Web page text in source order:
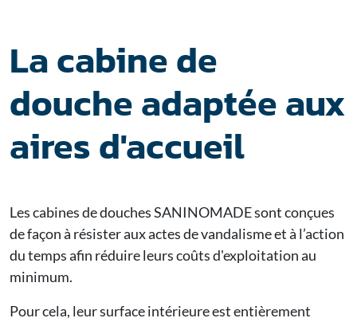
La cabine de
douche adaptée aux
aires d'accueil
Les cabines de douches SANINOMADE sont conçues
de façon à résister aux actes de vandalisme et à l’action
du temps afin réduire leurs coûts d'exploitation au
minimum.
Pour cela, leur surface intérieure est entièrement